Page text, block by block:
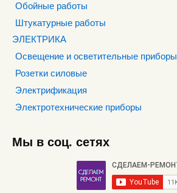
Обойные работы
Штукатурные работы
ЭЛЕКТРИКА
Освещение и осветительные приборы
Розетки силовые
Электрификация
Электротехнические приборы
Мы в соц. сетях